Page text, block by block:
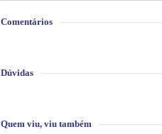
Comentários
Dúvidas
Quem viu, viu também